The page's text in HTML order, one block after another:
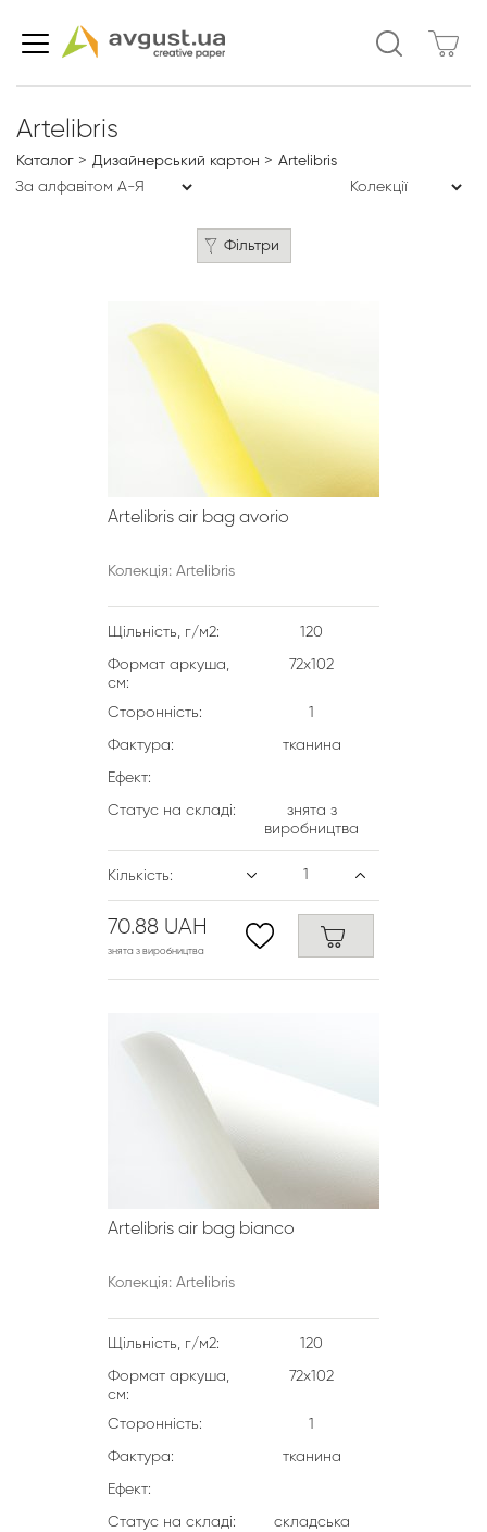
Фільтри
Artelibris
Каталог Дизайнерський картон Artelibris
Artelibris air bag avorio
Колекція: Artelibris
Щільність, г/м2: 120
Формат аркуша,
см:
72х102
Сторонність: 1
Фактура: тканина
Ефект:
Статус на складі:
знята з
виробництва
Кількість:
70.88 UAH
знята з виробництва
Artelibris air bag bianco
Колекція: Artelibris
Щільність, г/м2: 120
Формат аркуша,
см:
72х102
Сторонність: 1
Фактура: тканина
Ефект:
Статус на складі:
складська